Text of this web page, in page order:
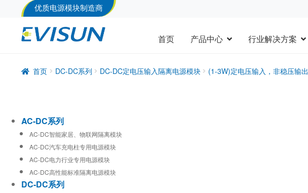
优质电源模块制造商
首页 产品中心 行业解决方案
首页 DC-DC系列 DC-DC定电压输入隔离电源模块 (1-3W)定电压输入，非稳压输出
AC-DC系列
AC-DC智能家居、物联网隔离模块
AC-DC汽车充电柱专用电源模块
AC-DC电力行业专用电源模块
AC-DC高性能标准隔离电源模块
DC-DC系列